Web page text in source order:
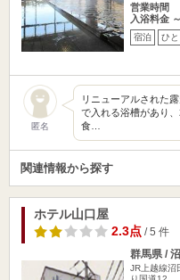
営業時間
入浴料金 ～
宿泊 ひ
匿名
リニューアルされた
で入れる浴槽があり
食…
関連情報から探す
ホテル山口屋
2.3点/ 5 件
群馬県 /
JR上越線沼